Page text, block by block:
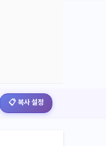
📋 복사 설정